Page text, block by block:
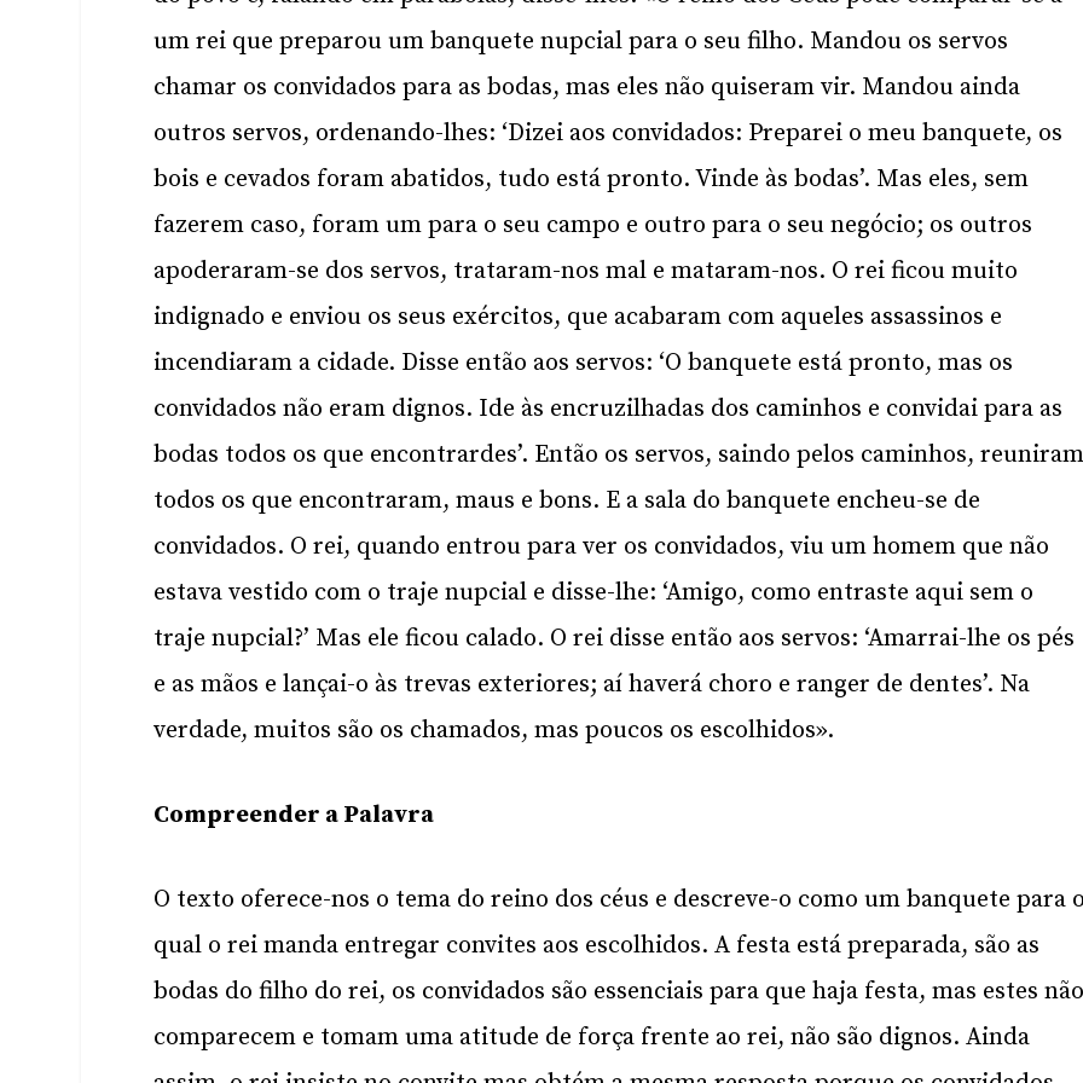
um rei que preparou um banquete nupcial para o seu filho. Mandou os servos
chamar os convidados para as bodas, mas eles não quiseram vir. Mandou ainda
outros servos, ordenando-lhes: ‘Dizei aos convidados: Preparei o meu banquete, os
bois e cevados foram abatidos, tudo está pronto. Vinde às bodas’. Mas eles, sem
fazerem caso, foram um para o seu campo e outro para o seu negócio; os outros
apoderaram-se dos servos, trataram-nos mal e mataram-nos. O rei ficou muito
indignado e enviou os seus exércitos, que acabaram com aqueles assassinos e
incendiaram a cidade. Disse então aos servos: ‘O banquete está pronto, mas os
convidados não eram dignos. Ide às encruzilhadas dos caminhos e convidai para as
bodas todos os que encontrardes’. Então os servos, saindo pelos caminhos,
todos os que encontraram, maus e bons. E a sala do banquete encheu-se de
convidados. O rei, quando entrou para ver os convidados, viu um homem que não
estava vestido com o traje nupcial e disse-lhe: ‘Amigo, como entraste aqui sem o
traje nupcial?’ Mas ele ficou calado. O rei disse então aos servos: ‘Amarrai-lhe os pés
e as mãos e lançai-o às trevas exteriores; aí haverá choro e ranger de dentes’. Na
verdade, muitos são os chamados, mas poucos os escolhidos».
Compreender a Palavra
O texto oferece-nos o tema do reino dos céus e descreve-o como um banquete para
qual o rei manda entregar convites aos escolhidos. A festa está preparada, são as
bodas do filho do rei, os convidados são essenciais para que haja festa, mas estes
comparecem e tomam uma atitude de força frente ao rei, não são dignos. Ainda